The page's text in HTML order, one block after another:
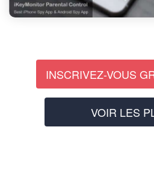
INSCRIVEZ-VOUS
VOIR LES